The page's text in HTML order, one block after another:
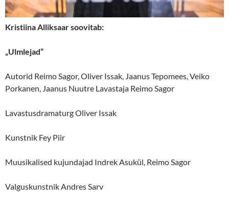
Kristiina Alliksaar soovitab:
„Ulmlejad”
Autorid Reimo Sagor, Oliver Issak, Jaanus Tepomees, Veiko
Porkanen, Jaanus Nuutre Lavastaja Reimo Sagor
Lavastusdramaturg Oliver Issak
Kunstnik Fey Piir
Muusikalised kujundajad Indrek Asukül, Reimo Sagor
Valguskunstnik Andres Sarv